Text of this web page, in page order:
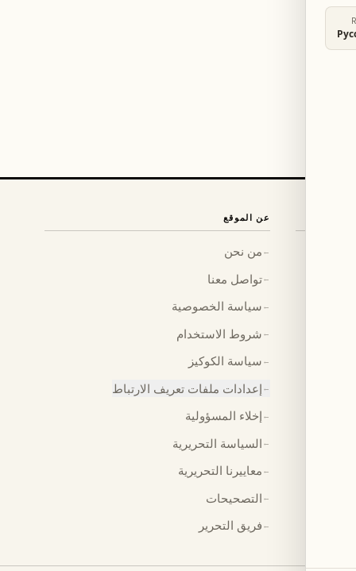
عن الموقع
← من نحن
←تواصل معنا
← سياسة الخصوصية
← شروط الاستخدام
← سياسة الكوكيز
← إعدادات ملفات تعريف الارتباط
← إخلاء المسؤولية
← السياسة التحريرية
← معاييرنا التحريرية
← التصحيحات
← فريق التحرير